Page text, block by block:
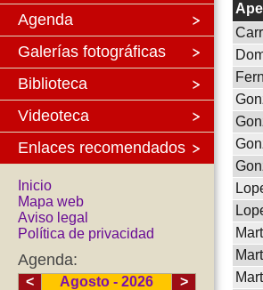
Agenda
Galerías fotográficas
Biblioteca
Videoteca
Enlaces recomendados
Inicio
Mapa web
Aviso legal
Política de privacidad
Agenda:
< Agosto - 2026
>